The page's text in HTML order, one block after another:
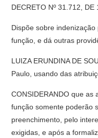
DECRETO Nº 31.712, DE
Dispõe sobre
função, e dá outras
LUIZA ERUNDINA DE
Paulo, usando das
CONSIDERANDO que as
função somente poderão
preenchimento, pelo
exigidas, e após a